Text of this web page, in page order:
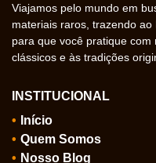
Viajamos pelo mundo em
materiais raros, trazendo
para que você pratique
clássicos e às tradições
INSTITUCIONAL
Início
Quem Somos
Nosso Blog